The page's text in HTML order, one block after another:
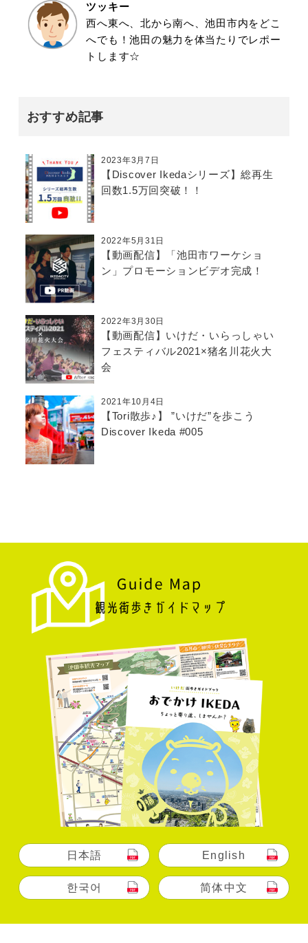
ツッキー
西へ東へ、北から南へ、池田市内をどこ
へでも！池田の魅力を体当たりでレポー
トします☆
おすすめ記事
2023年3月7日
【Discover Ikedaシリーズ】総再生
回数1.5万回突破！！
2022年5月31日
【動画配信】「池田市ワーケショ
ン」プロモーションビデオ完成！
2022年3月30日
【動画配信】いけだ・いらっしゃい
フェスティバル2021×猪名川花火大
会
2021年10月4日
【Tori散歩♪】 ”いけだ”を歩こう
Discover Ikeda #005
日本語 English
한국어 简体中文